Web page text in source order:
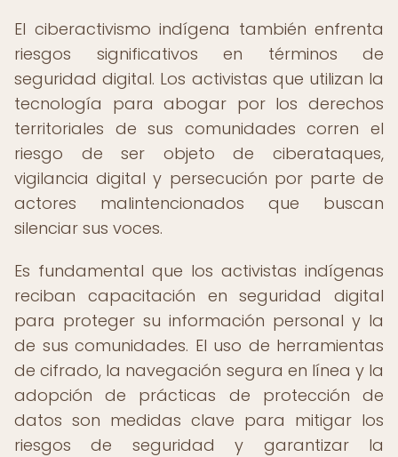
El ciberactivismo indígena también enfrenta
riesgos significativos en términos de
seguridad digital. Los activistas que utilizan la
tecnología para abogar por los derechos
territoriales de sus comunidades corren el
riesgo de ser objeto de ciberataques,
vigilancia digital y persecución por parte de
actores malintencionados que buscan
silenciar sus voces.
Es fundamental que los activistas indígenas
reciban capacitación en seguridad digital
para proteger su información personal y la
de sus comunidades. El uso de herramientas
de cifrado, la navegación segura en línea y la
adopción de prácticas de protección de
datos son medidas clave para mitigar los
riesgos de seguridad y garantizar la